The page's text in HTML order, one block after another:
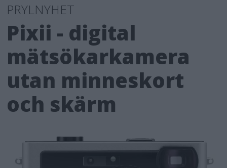
PRYLNYHET
Pixii - digital
mätsökarkamera
utan minneskort
och skärm